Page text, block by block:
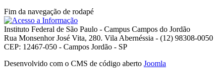
Fim da navegação de rodapé
Instituto Federal de São Paulo - Campus Campos do Jordão
Rua Monsenhor José Vita, 280. Vila Abernéssia - (12) 98308-0050
CEP: 12467-050 - Campos Jordão - SP
Desenvolvido com o CMS de código aberto Joomla